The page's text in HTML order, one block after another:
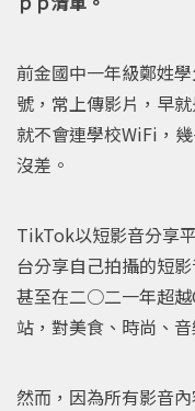
前金國中一年級鄭姓
號，常上傳影片，早
就不會連學校WiFi，
沒差。
TikTok以短影音分享
台分享自己拍攝的短
甚至在二○二一年超
站，對美食、時尚、
然而，因為所有影音